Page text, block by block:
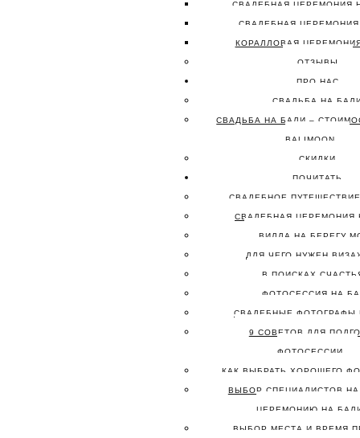
СВАДЕБНАЯ ЦЕРЕМОНИЯ
СВАДЕБНАЯ ЦЕРЕМОНИЯ
КОРАЛЛОВАЯ
ОТЗЫВЫ
ПРО НАС
СВАДЬБА НА
СВАДЬБА НА БАЛИ –
BALIMOON
СКИДКИ
ПОЧИТАТЬ
СВАДЕБНОЕ
СВАДЕБНАЯ ЦЕРЕМОНИЯ
ВИЛЛА НА БЕРЕГУ
ДЛЯ ЧЕГО НУЖЕН
В ПОИСКАХ
ФОТОСЕССИЯ НА
СВАДЕБНЫЕ ФОТОГРАФЫ
9 СОВЕТОВ ДЛЯ
ФОТОСЕССИИ
КАК ВЫБРАТЬ ХОРОШЕГО
ВЫБОР СПЕЦИАЛИСТОВ
ЦЕРЕМОНИЮ НА
ВЫБОР МЕСТА И ВРЕМЯ